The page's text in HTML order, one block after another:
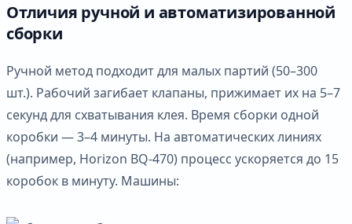
Отличия ручной и автоматизированной
сборки
Ручной метод подходит для малых партий (50–300
шт.). Рабочий загибает клапаны, прижимает их на 5–7
секунд для схватывания клея. Время сборки одной
коробки — 3–4 минуты. На автоматических линиях
(например, Horizon BQ-470) процесс ускоряется до 15
коробок в минуту. Машины: